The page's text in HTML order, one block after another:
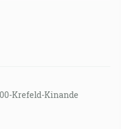
Krefeld-Kinande